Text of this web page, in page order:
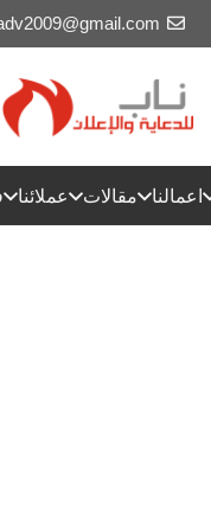
اعمالنا مقالات عملائنا